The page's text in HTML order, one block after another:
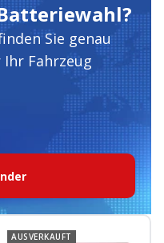
Sie genau
Fahrzeug
AUSVERKAUFT